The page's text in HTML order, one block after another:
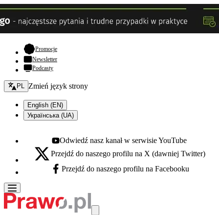
Promocje- otwiera się w nowej karcie
Newsletter
Podcasty
Zmień język - bieżący:
PL Zmień język strony
English (EN)
Українська (UA)
Youtube - otwiera się w nowej karcie
Odwiedź nasz kanał w serwisie YouTube
X - otwiera się w nowej karcie
Przejdź do naszego profilu na X (dawniej Twitter)
Facebook - otwiera się w nowej karcie
Przejdź do naszego profilu na Facebooku